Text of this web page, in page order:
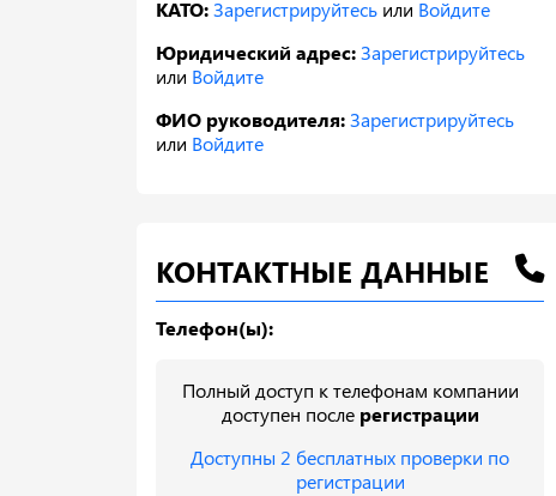
КАТО:Зарегистрируйтесь или Войдите
Юридический адрес:Зарегистрируйтесь
или Войдите
ФИО руководителя:Зарегистрируйтесь
или Войдите
КОНТАКТНЫЕ ДАННЫЕ
Телефон(ы):
Полный доступ к телефонам компании
доступен после регистрации
Доступны 2 бесплатных проверки по
регистрации